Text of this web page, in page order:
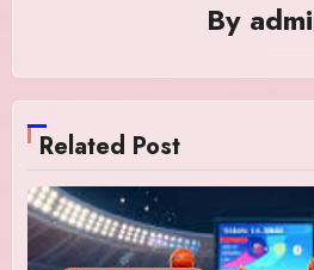
By
Related Post